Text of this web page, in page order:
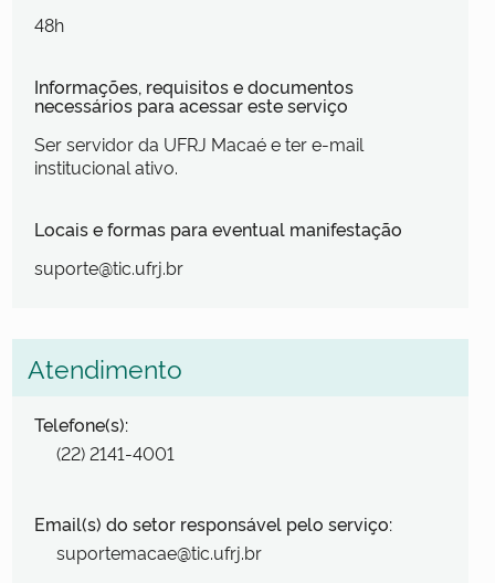
48h
Informações, requisitos e documentos
necessários para acessar este serviço
Ser servidor da UFRJ Macaé e ter e-mail
institucional ativo.
Locais e formas para eventual manifestação
suporte@tic.ufrj.br
Atendimento
Telefone(s):
(22) 2141-4001
Email(s) do setor responsável pelo serviço:
suportemacae@tic.ufrj.br